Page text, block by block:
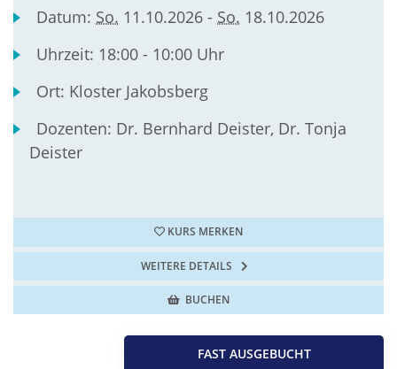
Datum: So. 11.10.2026 - So. 18.10.2026
Uhrzeit: 18:00 - 10:00 Uhr
Ort: Kloster Jakobsberg
Dozenten: Dr. Bernhard Deister, Dr. Tonja
Deister
KURS MERKEN
WEITERE DETAILS
BUCHEN
FAST AUSGEBUCHT